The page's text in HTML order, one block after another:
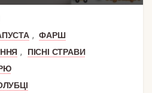
, ФАРШ
,
ПІСНІ СТРАВИ